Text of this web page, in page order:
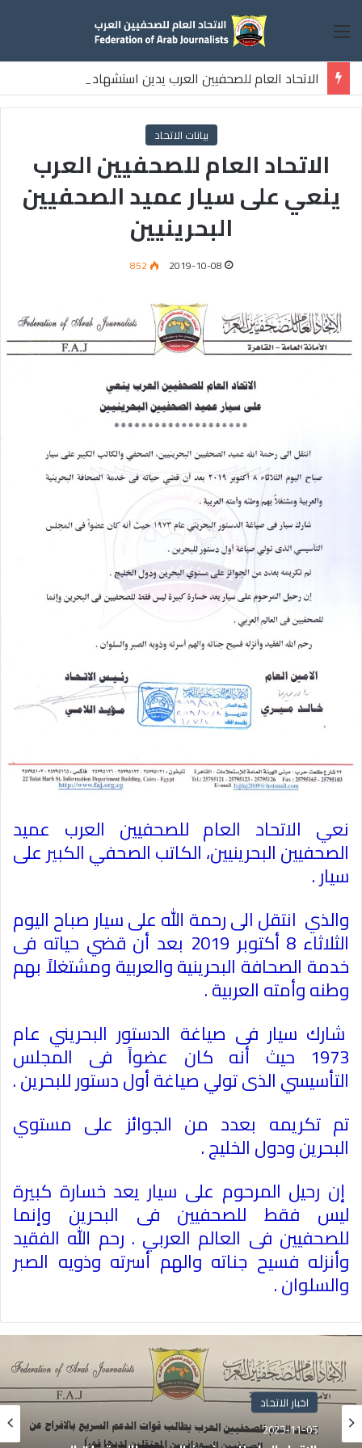
القائمة
الاتحاد العام للصحفيين العرب يدين استشهاد
ثلاثة صحفيين فلسطينيين باستهداف إسرائيلي وسط قطاع غزة
بيانات الاتحاد
الاتحاد العام للصحفيين العرب
ينعي على سيار عميد الصحفيين
البحرينيين
2019-10-08
852
نعي الاتحاد العام للصحفيين العرب عميد
الصحفيين البحرينيين، الكاتب الصحفي الكبير على
سيار .
والذي انتقل الى رحمة الله على سيار صباح اليوم
الثلاثاء 8 أكتوبر 2019 بعد أن قضي حياته فى
خدمة الصحافة البحرينية والعربية ومشتغلاً بهم
وطنه وأمته العربية .
شارك سيار فى صياغة الدستور البحريني عام
1973 حيث أنه كان عضواً فى المجلس
التأسيسي الذى تولي صياغة أول دستور للبحرين .
تم تكريمه بعدد من الجوائز على مستوي
البحرين ودول الخليج .
إن رحيل المرحوم على سيار يعد خسارة كبيرة
ليس فقط للصحفيين فى البحرين وإنما
للصحفيين فى العالم العربي . رحم الله الفقيد
وأنزله فسيح جناته والهم أسرته وذويه الصبر
والسلوان .
اخبار الاتحاد
2025-11-05